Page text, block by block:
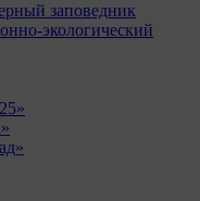
заповедник
экологический